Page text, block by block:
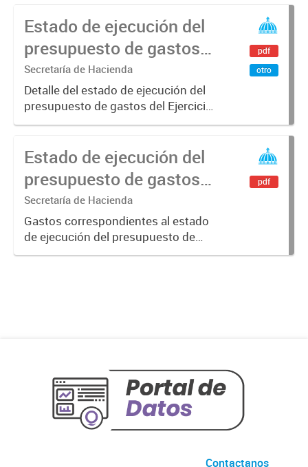
Estado de ejecución del
presupuesto de gastos -
Ejercicio 2022
Secretaría de Hacienda
Detalle del estado de ejecución del
presupuesto de gastos del Ejercicio
2022 desagregado hasta partida
pdf
otro
Estado de ejecución del
presupuesto de gastos -
Ejercicio 2021
Secretaría de Hacienda
Gastos correspondientes al estado
de ejecución del presupuesto de
gastos del ejercicio 2021
pdf
Contactanos